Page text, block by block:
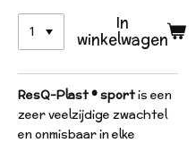
In
winkelwagen
ResQ-Plast ® sportis een
zeer veelzijdige zwachtel
en onmisbaar in elke